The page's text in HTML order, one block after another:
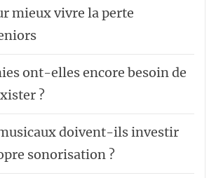
mieux vivre la perte
ont-elles encore besoin de
?
doivent-ils investir
sonorisation ?